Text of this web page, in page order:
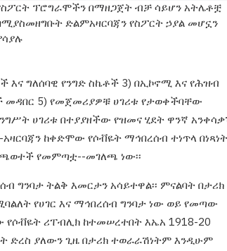
ፕሮግራሞችን በማዘጋጀት ብቻ ሳይሆን አትሌቶቿ
ድልምአዛርባጃን የስፖርት ኃያል መሆኗን
እና ግለሰባዊ የንግድ ስኬቶች 3) በኢኮኖሚ እና የሕዝብ
መዳበር 5) የመጀመሪያዎቹ ሀገሪቱ የታወቀችባቸው
ሀገሪቱ በተያያዘችው የዝመና ሂደት ዋንኛ
ከቀድሞው የሶቭዬት ማኅበረሰብ ተነጥላ በነጻነት
የመምጣቷ--መገለጫ ነው፡፡
ግንባታ ትልቅ እመርታን አሳይተዋል፡፡ ምናልባት በታሪክ
የሀገር እና ማኅበረሰብ ግንባታ ነው ወይ የመጣው
የሶቭዬት ሪፐብሊክ ከተመሠረተበት እኤአ 1918-20
ድረስ ያለውን ጊዜ በታሪክ ተወራራሽነትም እንዲሁም